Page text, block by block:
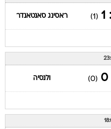
(1) ראסינג סאנטאנדר
(0) ולנסיה